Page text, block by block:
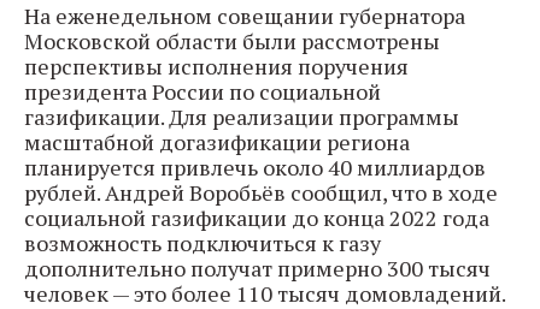
На еженедельном совещании губернатора
Московской области были рассмотрены
перспективы исполнения поручения
президента России по социальной
газификации. Для реализации программы
масштабной догазификации региона
планируется привлечь около 40 миллиардов
рублей. Андрей Воробьёв сообщил, что в ходе
социальной газификации до конца 2022 года
возможность подключиться к газу
дополнительно получат примерно 300 тысяч
человек — это более 110 тысяч домовладений.